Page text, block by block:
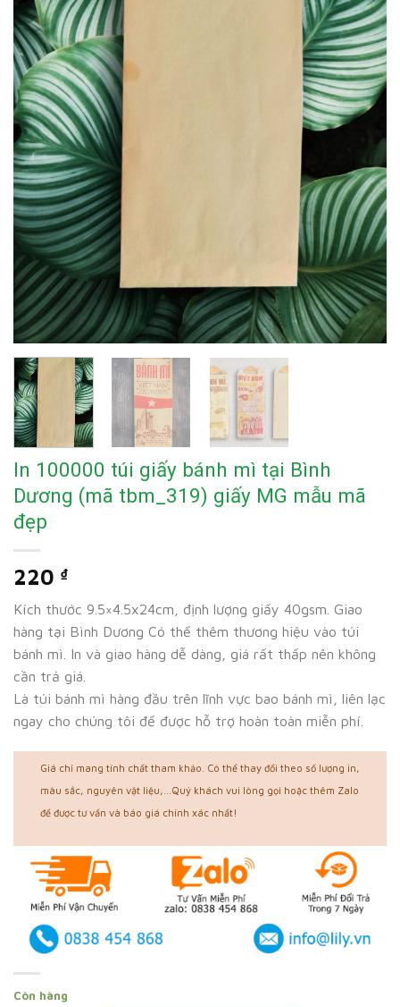
In 100000 túi giấy bánh mì tại Bình
Dương (mã tbm_319) giấy MG mẫu mã
đẹp
220 ₫
Kích thước 9.5×4.5x24cm, định lượng giấy 40gsm. Giao
hàng tại Bình Dương Có thể thêm thương hiệu vào túi
bánh mì. In và giao hàng dễ dàng, giá rất thấp nên không
cần trả giá.
Là túi bánh mì hàng đầu trên lĩnh vực bao bánh mì, liên lạc
ngay cho chúng tôi để được hỗ trợ hoàn toàn miễn phí.
Giá chỉ mang tính chất tham khảo. Có thể thay đổi theo số lượng in,
màu sắc, nguyên vật liệu,...Quý khách vui lòng gọi hoặc thêm Zalo
để được tư vấn và báo giá chính xác nhất!
Còn hàng